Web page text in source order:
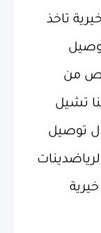
تاخذ
من
تشيل
توصيل
☎️0533162272 ☎️ الرياض‏دينات